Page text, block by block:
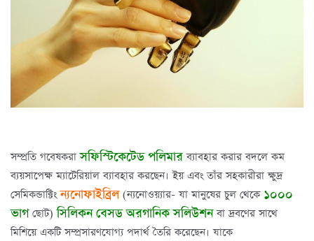
সম্প্রতি গবেষকরাসফিস্টিকেটেড পলিমারব্যাবহার করার বদলে কম
ব্যয়সাপেক্ষ ম্যাটেরিয়াল ব্যাবহার করছেন। ইয় এবং তাঁর সহকারীরা ক্ষুদ্র
সেমিকন্ডাক্টিংন্যনোফাইব্রিল(ন্যনোওয়্যার- যা মানুষের চুল থেকে ১০০০
ভাগছোট)সিলিকন বেসড অরগানিক সলিউশনবা দ্রবণের সাথে
মিশিয়ে একটি সম্প্রসারণযোগ্য পদার্থ তৈরি করেছেন। যাকে